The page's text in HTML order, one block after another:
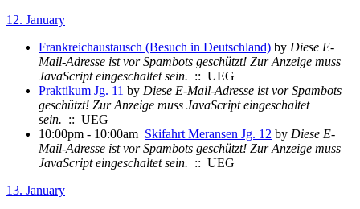
12. January
Frankreichaustausch (Besuch in Deutschland) by Diese E-
Mail-Adresse ist vor Spambots geschützt! Zur Anzeige muss
JavaScript eingeschaltet sein. :: UEG
Praktikum Jg. 11 by Diese E-Mail-Adresse ist vor Spambots
geschützt! Zur Anzeige muss JavaScript eingeschaltet
sein. :: UEG
10:00pm - 10:00am Skifahrt Meransen Jg. 12 by Diese E-
Mail-Adresse ist vor Spambots geschützt! Zur Anzeige muss
JavaScript eingeschaltet sein. :: UEG
13. January